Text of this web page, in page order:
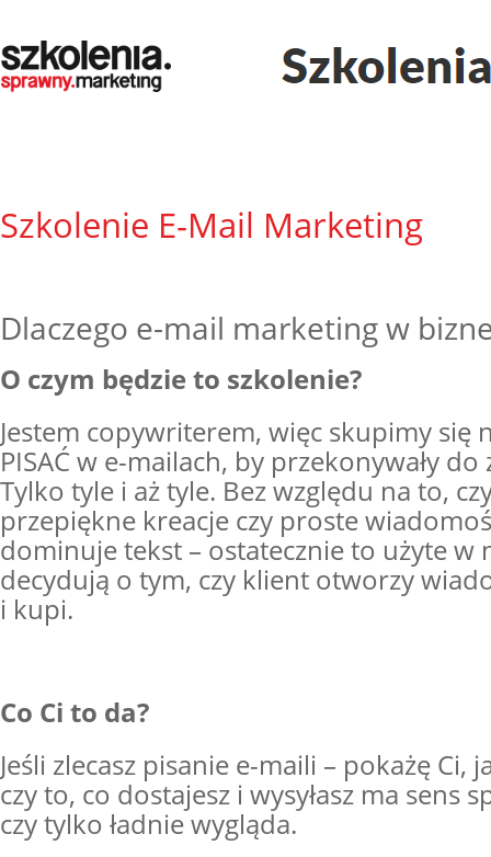
Szkolenie E-Mail Marketing
Dlaczego e-mail marketing w
O czym będzie to szkolenie?
Jestem copywriterem, więc skupimy się
PISAĆ w e-mailach, by przekonywały
Tylko tyle i aż tyle. Bez względu na to,
przepiękne kreacje czy proste
dominuje tekst – ostatecznie to użyte w
decydują o tym, czy klient otworzy
i kupi.
Co Ci to da?
Jeśli zlecasz pisanie e-maili – pokażę Ci,
czy to, co dostajesz i wysyłasz ma sens
czy tylko ładnie wygląda.